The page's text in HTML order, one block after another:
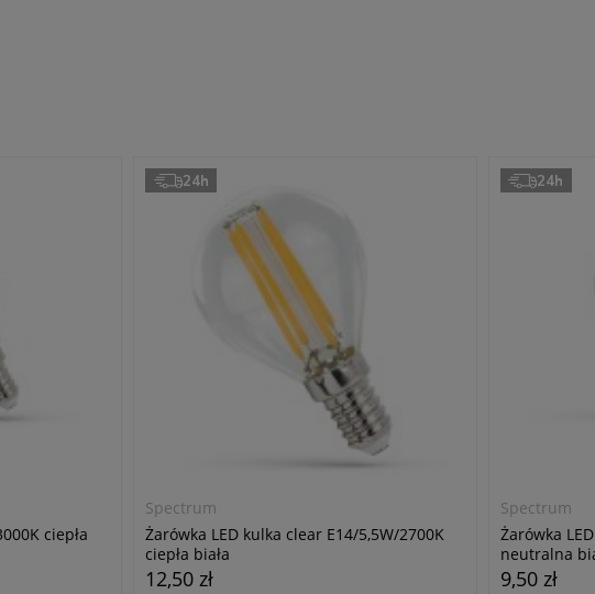
ciepła
Spectrum
Żarówka LED kulka clear E14/5,5W/2700K
ciepła biała
24h
12,50 zł
Spectrum
Żarówka
neutralna
24h
9,50 zł